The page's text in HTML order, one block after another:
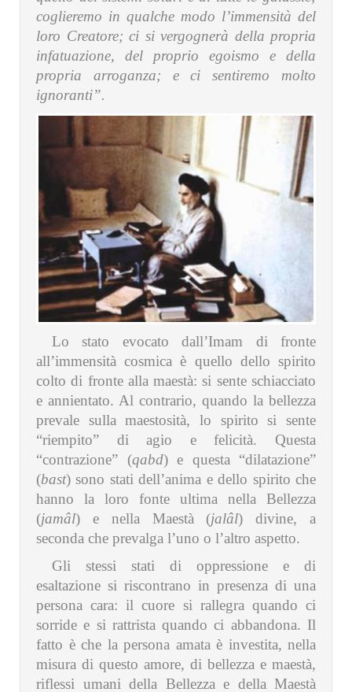
coglieremo in qualche modo l’immensità del
loro Creatore; ci si vergognerà della propria
infatuazione, del proprio egoismo e della
propria arroganza; e ci sentiremo molto
ignoranti”.
Lo stato evocato dall’Imam di fronte
all’immensità cosmica è quello dello spirito
colto di fronte alla maestà: si sente schiacciato
e annientato. Al contrario, quando la bellezza
prevale sulla maestosità, lo spirito si sente
“riempito” di agio e felicità. Questa
“contrazione” (qabd) e questa “dilatazione”
(bast) sono stati dell’anima e dello spirito che
hanno la loro fonte ultima nella Bellezza
(jamâl) e nella Maestà (jalâl) divine, a
seconda che prevalga l’uno o l’altro aspetto.
Gli stessi stati di oppressione e di
esaltazione si riscontrano in presenza di una
persona cara: il cuore si rallegra quando ci
sorride e si rattrista quando ci abbandona. Il
fatto è che la persona amata è investita, nella
misura di questo amore, di bellezza e maestà,
riflessi umani della Bellezza e della Maestà